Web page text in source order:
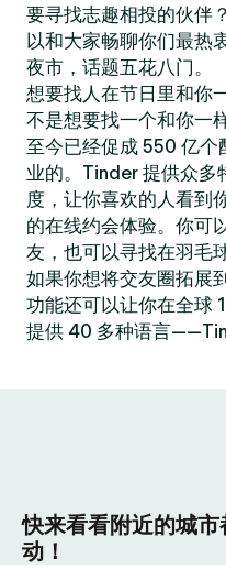
要寻找志趣相投的伙伴
以和大家畅聊你们最热
夜市，话题五花八门。
想要找人在节日里和你
不是想要找一个和你一
至今已经促成 550 亿个
业的。Tinder 提供众多
度，让你喜欢的人看到
的在线约会体验。你可
友，也可以寻找在羽毛
如果你想将交友圈拓展
功能还可以让你在全球
提供 40 多种语言
快来看看附近的城
动！